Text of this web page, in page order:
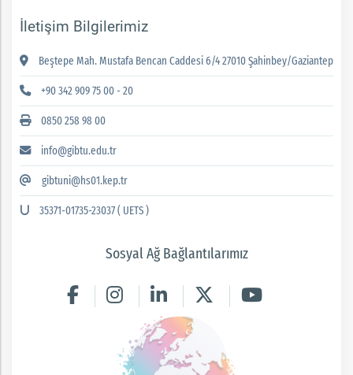
İletişim Bilgilerimiz
Beştepe Mah. Mustafa Bencan Caddesi 6/4 27010 Şahinbey/Gaziantep
+90 342 909 75 00 - 20
0850 258 98 00
info@gibtu.edu.tr
gibtuni@hs01.kep.tr
35371-01735-23037 ( UETS )
Sosyal Ağ Bağlantılarımız